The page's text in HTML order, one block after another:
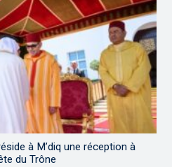
à M’diq une réception à
du Trône